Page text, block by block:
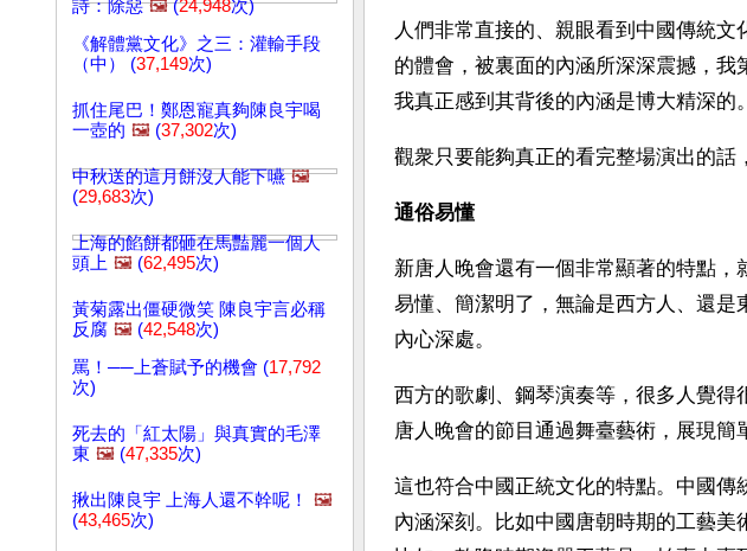
詩：除惡 🖼️(24,948次)
《解體黨文化》之三：灌輸手段
（中） (37,149次)
抓住尾巴！鄭恩寵真夠陳良宇喝
一壺的 🖼️ (37,302次)
中秋送的這月餅沒人能下嚥 🖼️
(29,683次)
上海的餡餅都砸在馬豔麗一個人
頭上 🖼️ (62,495次)
黃菊露出僵硬微笑 陳良宇言必稱
反腐 🖼️ (42,548次)
罵！──上蒼賦予的機會 (17,792
次)
死去的「紅太陽」與真實的毛澤
東 🖼️ (47,335次)
揪出陳良宇 上海人還不幹呢！
🖼️
(43,465次)
人們非常直接的、親眼看到中國傳統
的體會，被裏面的內涵所深深震撼，
我真正感到其背後的內涵是博大精深的。
觀衆只要能夠真正的看完整場演出的話
通俗易懂
新唐人晚會還有一個非常顯著的特點
易懂、簡潔明了，無論是西方人、還
內心深處。
西方的歌劇、鋼琴演奏等，很多人覺
唐人晚會的節目通過舞臺藝術，展現簡
這也符合中國正統文化的特點。中國
內涵深刻。比如中國唐朝時期的工藝美